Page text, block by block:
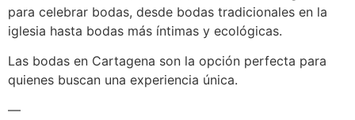
para celebrar bodas, desde bodas tradicionales en la
iglesia hasta bodas más íntimas y ecológicas.
Las bodas en Cartagena son la opción perfecta para
quienes buscan una experiencia única.
—